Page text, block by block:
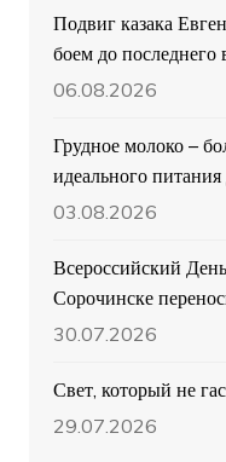
Подвиг казака
боем до последнего
06.08.2026
Грудное молоко –
идеального
03.08.2026
Всероссийский
Сорочинске
30.07.2026
Свет, который не
29.07.2026